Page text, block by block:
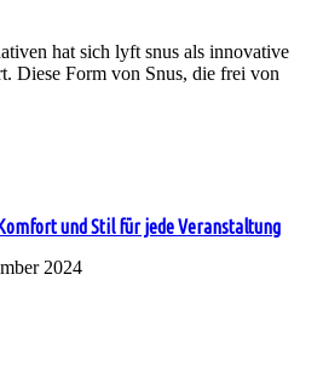
hat sich lyft snus als innovative
Diese Form von Snus, die frei von
und Stil für jede Veranstaltung
2024